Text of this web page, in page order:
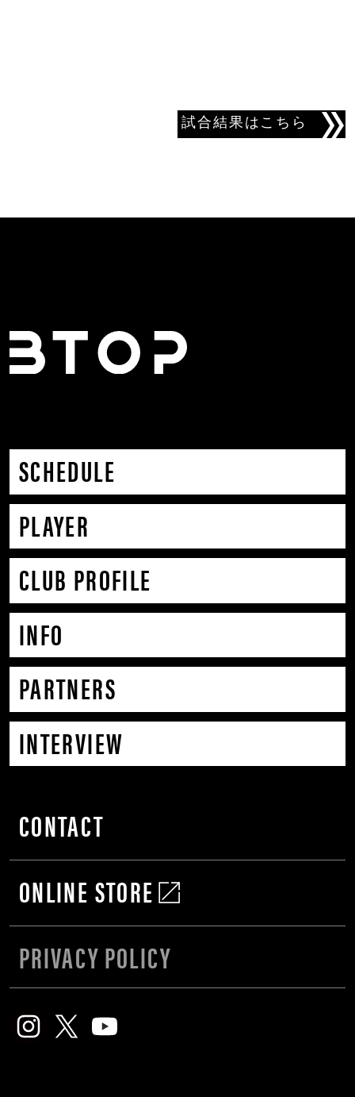
試合結果はこちら
SCHEDULE
PLAYER
CLUB PROFILE
INFO
PARTNERS
INTERVIEW
CONTACT
ONLINE STORE
PRIVACY POLICY